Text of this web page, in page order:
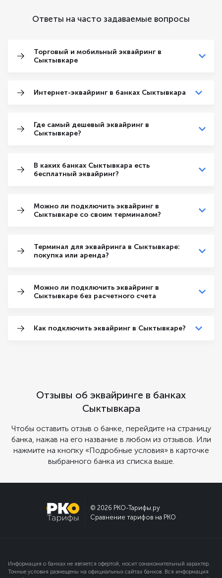
Ответы на часто задаваемые вопросы
Торговый и мобильный эквайринг в
Сыктывкаре
Интернет-эквайринг в банках Сыктывкара
Где самый дешевый эквайринг в
Сыктывкаре?
В каких банках Сыктывкара есть
бесплатный эквайринг?
Можно ли подключить эквайринг в
Сыктывкаре со своим терминалом?
Терминал для эквайринга в Сыктывкаре:
покупка или аренда?
Можно ли подключить эквайринг в
Сыктывкаре без расчетного счета
Как подключить эквайринг в Сыктывкаре?
Отзывы об эквайринге в банках
Сыктывкара
Чтобы оставить отзыв о банке, перейдите на страницу
банка, нажав на его название в любом из отзывов. Или
нажмите на кнопку «Подробные условия» в карточке
выбранного банка из списка выше.
© 2026 РКО-Тарифы.ру
Сравнение тарифов на РКО
Информация о банках не является офертой, носит ознакомительный характер.
Точные условия размещены на официальных сайтах банков. Вся информация